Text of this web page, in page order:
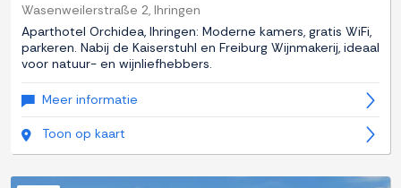
Wasenweilerstraße 2, Ihringen
Aparthotel Orchidea, Ihringen: Moderne kamers, gratis WiFi,
parkeren. Nabij de Kaiserstuhl en Freiburg Wijnmakerij, ideaal
voor natuur- en wijnliefhebbers.
Meer informatie
Toon op kaart